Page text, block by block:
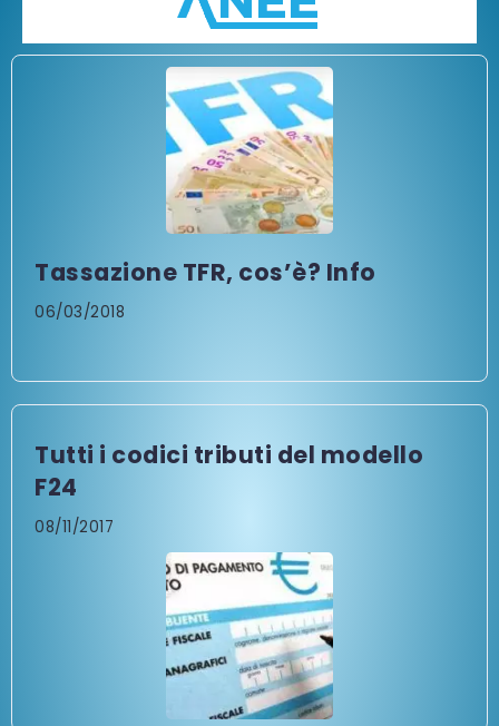
Tassazione TFR, cos’è? Info
06/03/2018
Tutti i codici tributi del modello
F24
08/11/2017